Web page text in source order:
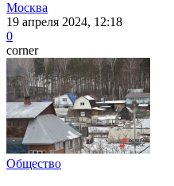
Москва
19 апреля 2024, 12:18
0
corner
Общество